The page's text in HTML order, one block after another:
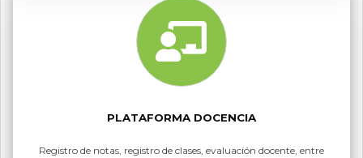
PLATAFORMA DOCENCIA
Registro de notas, registro de clases, evaluación docente, entre